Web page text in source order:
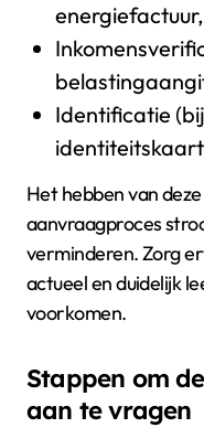
Identificatie
Het hebben van
aanvraagproces
verminderen. Zorg
actueel en duidelijk
voorkomen.
Stappen om
aan te vragen